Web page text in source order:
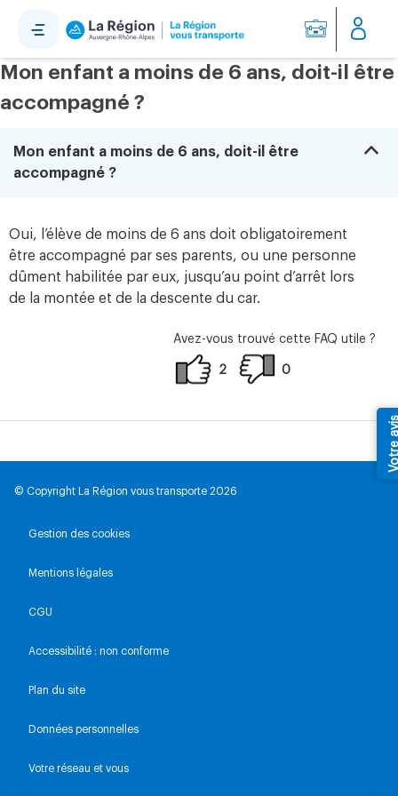
Mon enfant a moins de 6 ans, doit-il être
accompagné ?
B
Mon enfant a moins de 6 ans, doit-il être
accompagné ?
Oui, l’élève de moins de 6 ans doit obligatoirement
être accompagné par ses parents, ou une personne
dûment habilitée par eux, jusqu’au point d’arrêt lors
de la montée et de la descente du car.
Avez-vous trouvé cette FAQ utile ?
2 0
© Copyright La Région vous transporte 2026
Gestion des cookies
Mentions légales
CGU
Accessibilité : non conforme
Plan du site
Données personnelles
Votre réseau et vous